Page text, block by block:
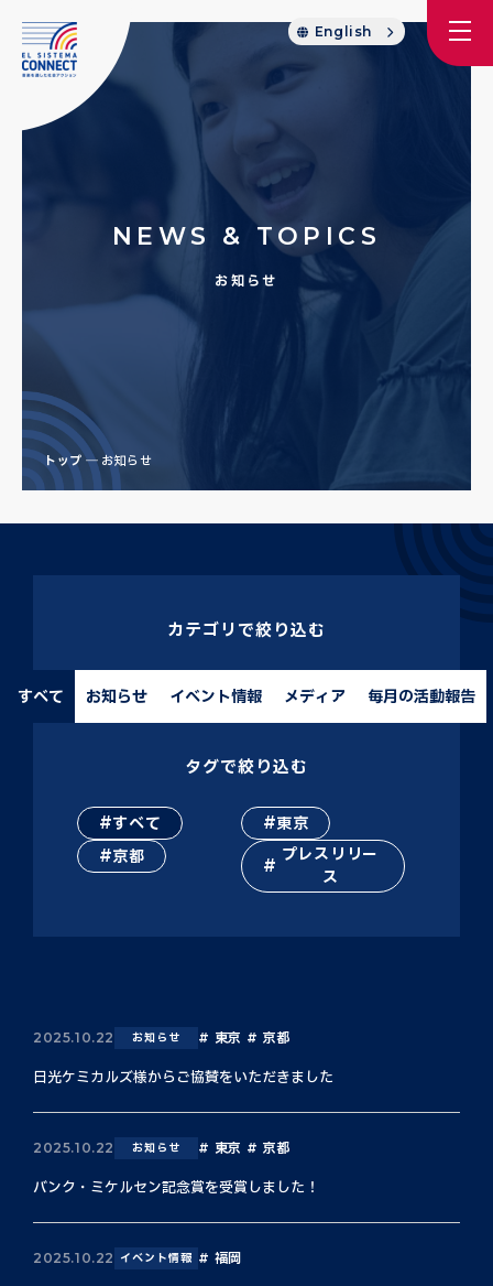
English
NEWS & TOPICS
お知らせ
トップ お知らせ
カテゴリで絞り込む
すべて お知らせ イベント情報 メディア 毎月の活動報告
タグで絞り込む
すべて
東京
京都
プレスリリー
ス
2025.10.22 お知らせ 東京 京都
日光ケミカルズ様からご協賛をいただきました
2025.10.22 お知らせ 東京 京都
バンク・ミケルセン記念賞を受賞しました！
2025.10.22 イベント情報 福岡